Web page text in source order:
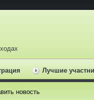
Лучшие
новость